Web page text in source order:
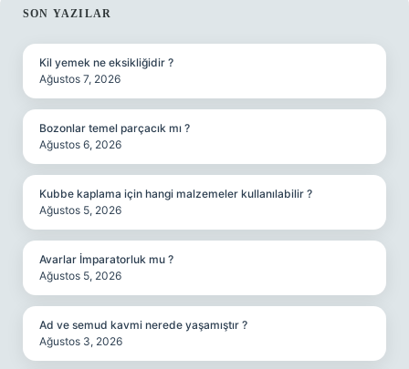
SIDEBAR
SON YAZILAR
Kil yemek ne eksikliğidir ?
Ağustos 7, 2026
Bozonlar temel parçacık mı ?
Ağustos 6, 2026
Kubbe kaplama için hangi malzemeler kullanılabilir ?
Ağustos 5, 2026
Avarlar İmparatorluk mu ?
Ağustos 5, 2026
Ad ve semud kavmi nerede yaşamıştır ?
Ağustos 3, 2026